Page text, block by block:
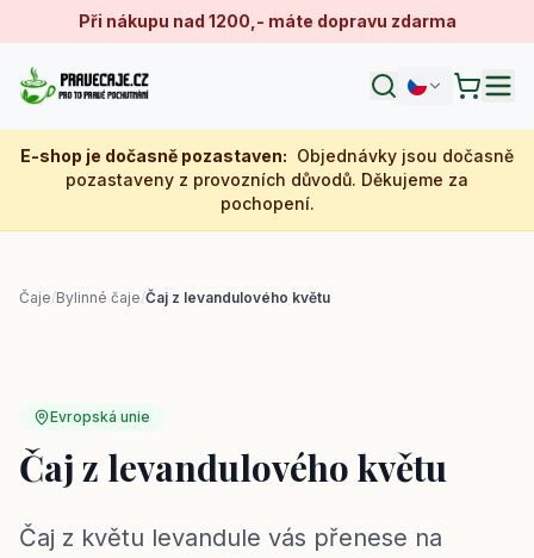
Při nákupu nad 1200,- máte dopravu zdarma
E-shop je dočasně pozastaven: Objednávky jsou dočasně
pozastaveny z provozních důvodů. Děkujeme za
pochopení.
Čaje/Bylinné čaje/Čaj z levandulového květu
Evropská unie
Čaj z levandulového květu
Čaj z květu levandule vás přenese na